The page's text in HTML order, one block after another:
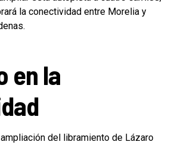
la conectividad entre Morelia y
en la
del libramiento de Lázaro